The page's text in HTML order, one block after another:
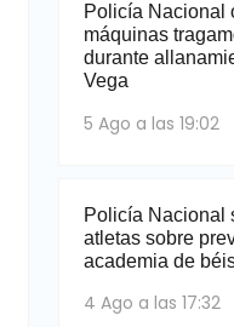
Policía Nacional
máquinas
durante
Vega
5 Ago a las 19:02
Policía Nacional
atletas sobre
academia de
4 Ago a las 17:32